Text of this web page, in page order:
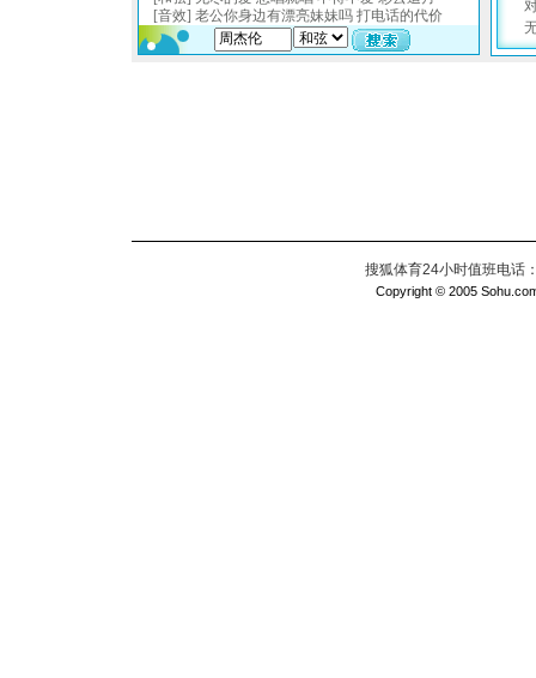
搜狐体育24小时值班电话
Copyright © 2005